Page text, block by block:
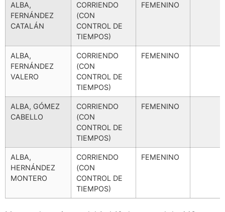
ALBA,
FERNÁNDEZ
CATALÁN
CORRIENDO
(CON
CONTROL DE
TIEMPOS)
FEMENINO
ALBA,
FERNÁNDEZ
VALERO
CORRIENDO
(CON
CONTROL DE
TIEMPOS)
FEMENINO
ALBA, GÓMEZ
CABELLO
CORRIENDO
(CON
CONTROL DE
TIEMPOS)
FEMENINO
ALBA,
HERNÁNDEZ
MONTERO
CORRIENDO
(CON
CONTROL DE
TIEMPOS)
FEMENINO